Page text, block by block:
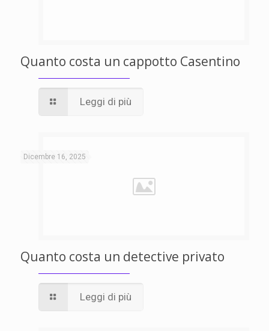
Quanto costa un cappotto Casentino
Leggi di più
Dicembre 16, 2025
Quanto costa un detective privato
Leggi di più